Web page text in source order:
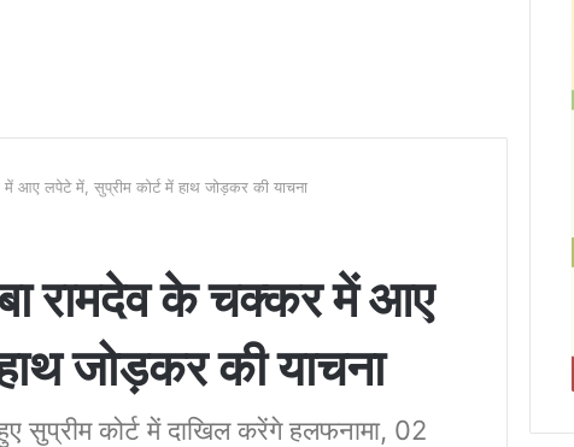
आए लपेटे में, सुप्रीम कोर्ट में हाथ जोड़कर की याचना
रामदेव के चक्कर में आए
जोड़कर की याचना
सुप्रीम कोर्ट में दाखिल करेंगे हलफनामा, 02